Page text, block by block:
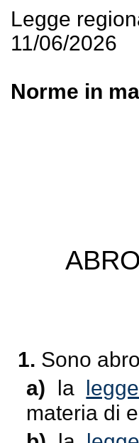
Legge
11/06/2026
Norme in
1. Sono
a) la
materia di